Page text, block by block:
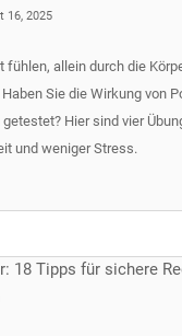
16, 2025
fühlen, allein durch die
Sie die Wirkung von
Hier sind vier
und weniger Stress.